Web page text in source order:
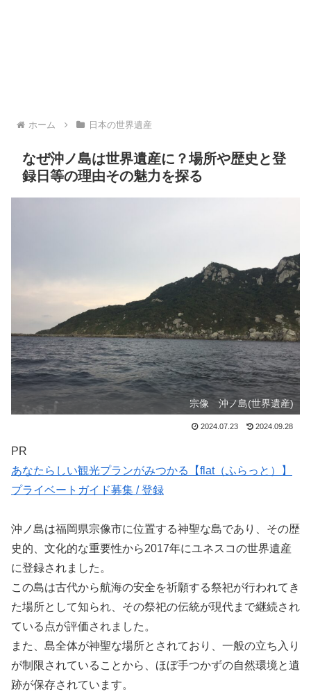
ホーム 日本の世界遺産
なぜ沖ノ島は世界遺産に？場所や歴史と登
録日等の理由その魅力を探る
宗像 沖ノ島(世界遺産)
2024.07.23 2024.09.28
PR
あなたらしい観光プランがみつかる【flat（ふらっと）】
プライベートガイド募集 / 登録
沖ノ島は福岡県宗像市に位置する神聖な島であり、その歴
史的、文化的な重要性から2017年にユネスコの世界遺産
に登録されました。
この島は古代から航海の安全を祈願する祭祀が行われてき
た場所として知られ、その祭祀の伝統が現代まで継続され
ている点が評価されました。
また、島全体が神聖な場所とされており、一般の立ち入り
が制限されていることから、ほぼ手つかずの自然環境と遺
跡が保存されています。